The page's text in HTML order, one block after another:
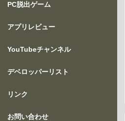
PC脱出ゲーム
アプリレビュー
YouTubeチャンネル
デベロッパーリスト
リンク
お問い合わせ